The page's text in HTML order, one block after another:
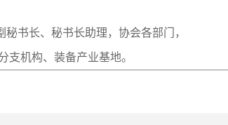
书长、秘书长助理，协会各部门，
支机构、装备产业基地。